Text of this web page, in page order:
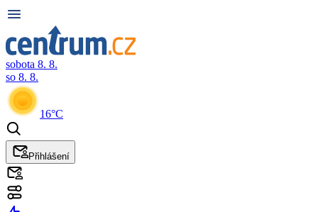
sobota 8. 8.
so 8. 8.
16°C
Přihlášení